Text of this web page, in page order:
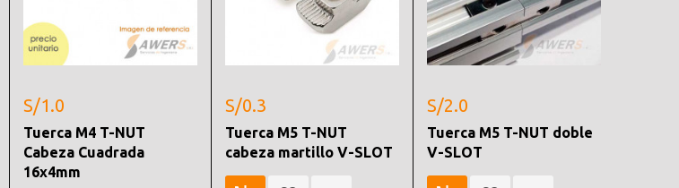
S/1.0
Tuerca M4 T-NUT
Cabeza Cuadrada
16x4mm
S/0.3
Tuerca M5 T-NUT
cabeza martillo V-SLOT
S/2.0
Tuerca M5 T-NUT doble
V-SLOT